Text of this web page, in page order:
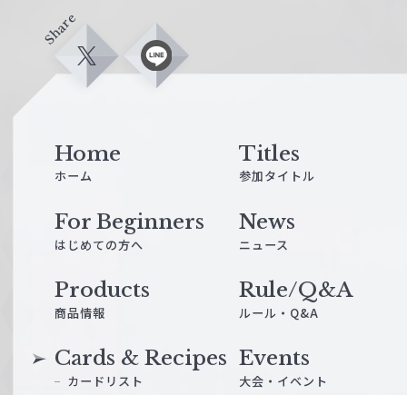
Share
X L
Home
ホーム
Titles
参加タイトル
For Beginners
はじめての方へ
News
ニュース
Products
商品情報
Cards & Recipes
カードリスト
Events
大会・イベント
Rule/Q&A
ルール・Q&A